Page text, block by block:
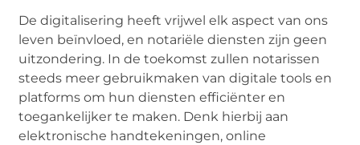
De digitalisering heeft vrijwel elk aspect van ons
leven beïnvloed, en notariële diensten zijn geen
uitzondering. In de toekomst zullen notarissen
steeds meer gebruikmaken van digitale tools en
platforms om hun diensten efficiënter en
toegankelijker te maken. Denk hierbij aan
elektronische handtekeningen, online